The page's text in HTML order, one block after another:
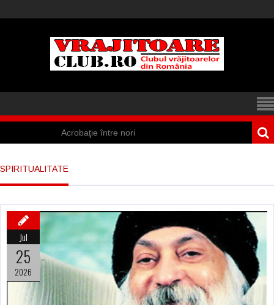
Acrobaţie între nori
de vrăjitoare din
Suedia
Vrăjitoare
zburătoare în Mexic
SPIRITUALITATE
Jul
25
2026